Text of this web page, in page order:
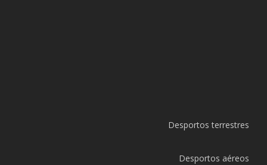
Desportos terrestres
Desportos aéreos